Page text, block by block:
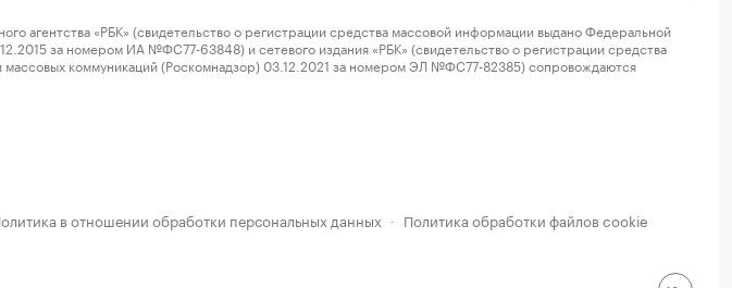
«РБК» (свидетельство о регистрации средства массовой информации выдано Федеральной
за номером ИА №ФС77-63848) и сетевого издания «РБК» (свидетельство о регистрации средства
коммуникаций (Роскомнадзор) 03.12.2021 за номером ЭЛ №ФС77-82385) сопровождаются
в отношении обработки персональных данных · Политика обработки файлов cookie